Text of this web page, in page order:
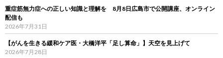
重症筋無力症への正しい知識と理解を 8月8日広島市で公開講座、オンライン
配信も
2026年7月31日
【がんを生きる緩和ケア医・大橋洋平「足し算命」】天空を見上げて
2026年7月28日